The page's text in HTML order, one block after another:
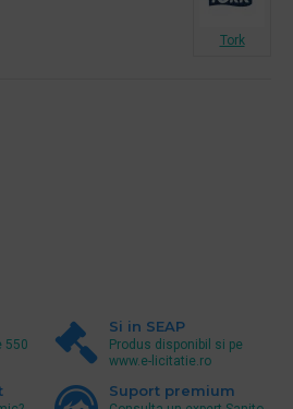
Tork
550
Si in SEAP
Produs disponibil si pe
www.e-licitatie.ro
Suport premium